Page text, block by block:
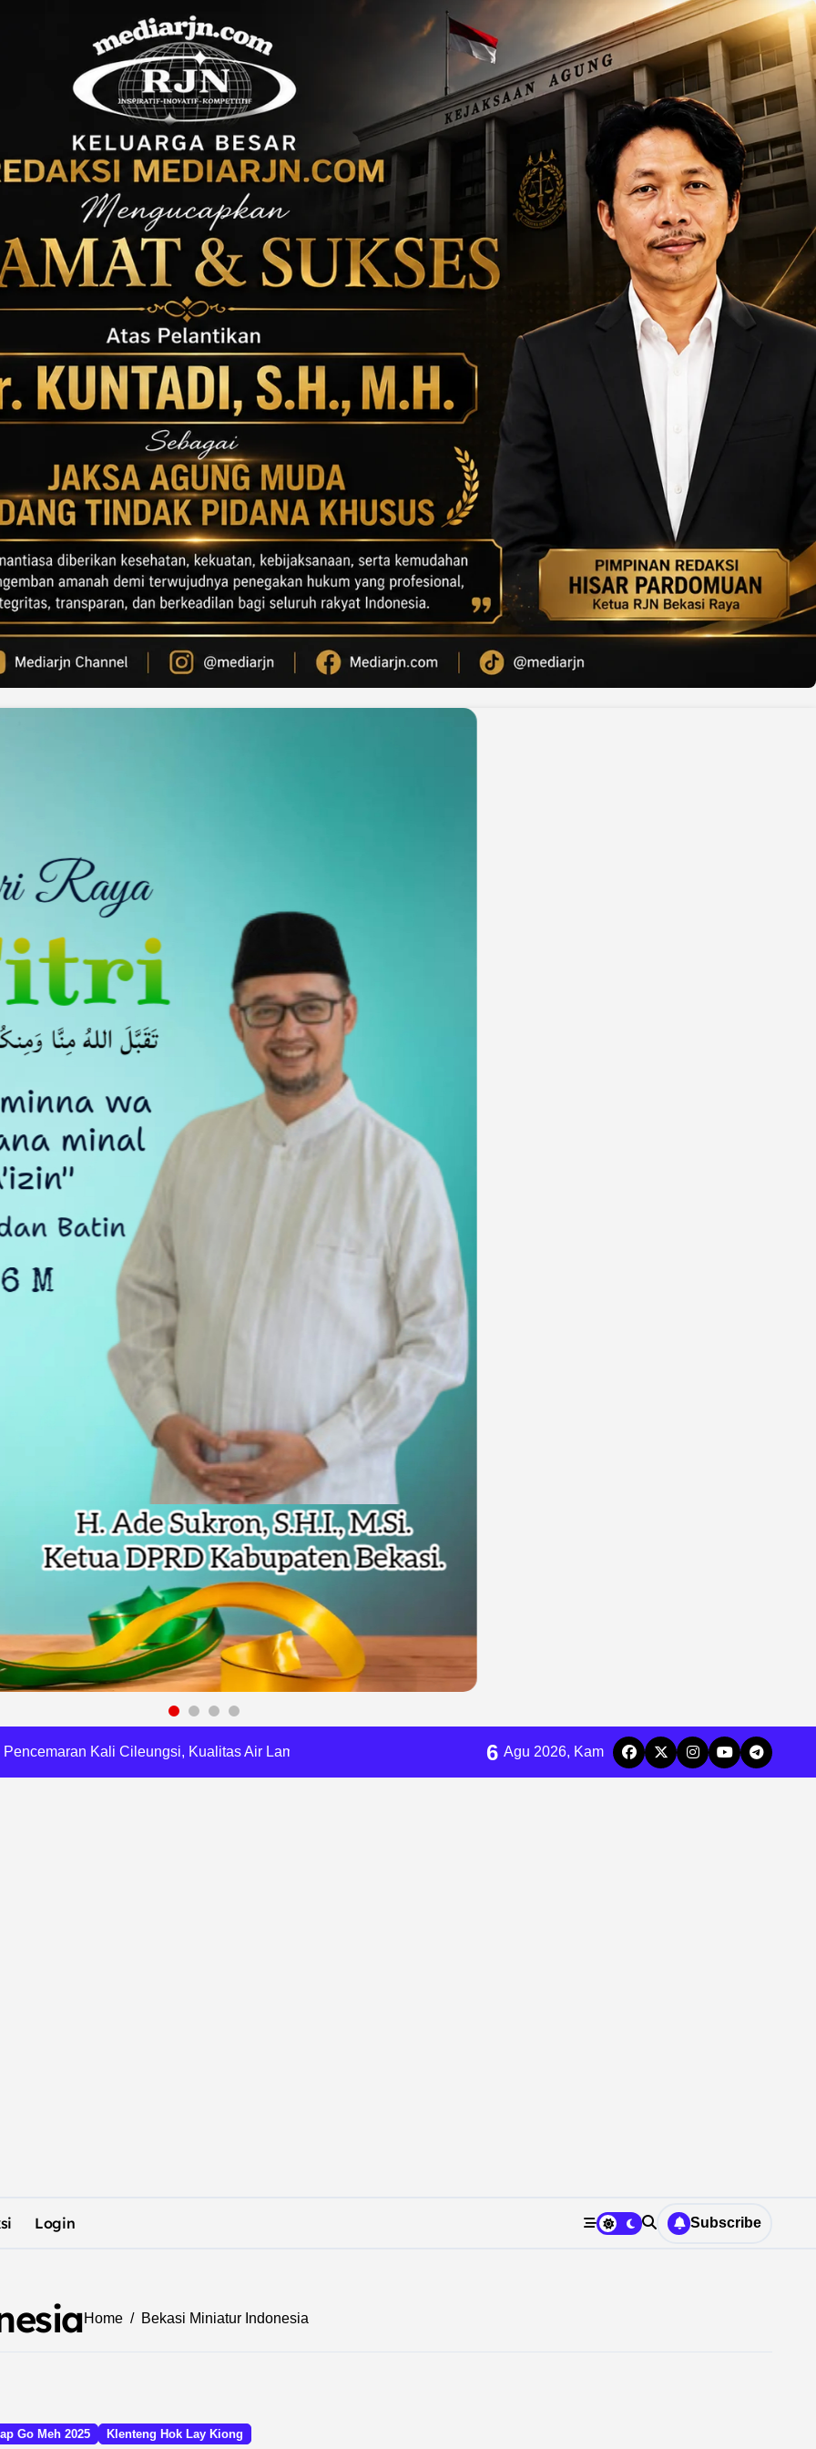
Baru untuk Maksimalkan Pemulihan Aset
Tirta Patriot Minta Maaf atas Penurunan Kualitas Air
Pemkot Bekasi Targetkan Skor MCSP KPK Naik
Harli Siregar Perkuat SDM Penegak Hukum
Korupsi dan Bijak Bermedia Sosial
Brigade Pangan di Bekasi, Target IP Naik Jadi 300
Kali Cileungsi, Kualitas Air Lampaui Baku Mutu
Bobihoe Dorong Inovasi Jadi Solusi Nyata 6 Agu 2026, Kam
Login Subscribe
Home Bekasi Miniatur Indonesia
Go Meh 2025 Klenteng Hok Lay Kiong